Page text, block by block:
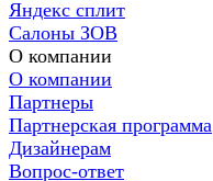
Яндекс сплит
Салоны ЗОВ
О компании
О компании
Партнеры
Партнерская программа
Дизайнерам
Вопрос-ответ